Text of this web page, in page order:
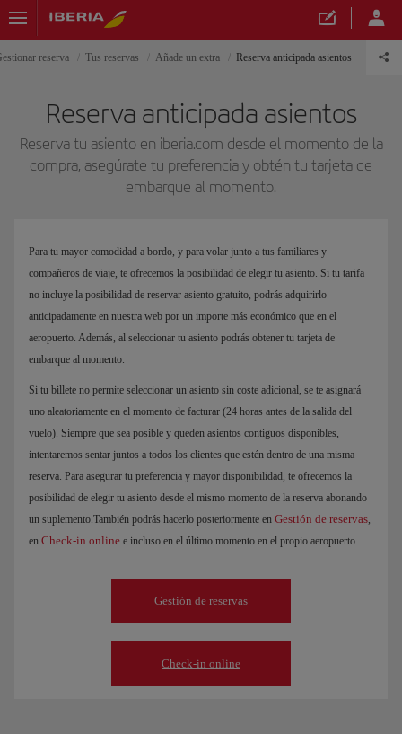
reserva Tus reservas Añade un extra Reserva anticipada asientos
Reserva anticipada asientos
Reserva tu asiento en iberia.com desde el momento de la
compra, asegúrate tu preferencia y obtén tu tarjeta de
embarque al momento.
Para tu mayor comodidad a bordo, y para volar junto a tus familiares y
compañeros de viaje, te ofrecemos la posibilidad de elegir tu asiento. Si tu tarifa
no incluye la posibilidad de reservar asiento gratuito, podrás adquirirlo
anticipadamente en nuestra web por un importe más económico que en el
aeropuerto. Además, al seleccionar tu asiento podrás obtener tu tarjeta de
embarque al momento.
Si tu billete no permite seleccionar un asiento sin coste adicional, se te asignará
uno aleatoriamente en el momento de facturar (24 horas antes de la salida del
vuelo). Siempre que sea posible y queden asientos contiguos disponibles,
intentaremos sentar juntos a todos los clientes que estén dentro de una misma
reserva. Para asegurar tu preferencia y mayor disponibilidad, te ofrecemos la
posibilidad de elegir tu asiento desde el mismo momento de la reserva abonando
un suplemento.También podrás hacerlo posteriormente en Gestión de reservas,
en Check-in online e incluso en el último momento en el propio aeropuerto.
Gestión de reservas
Check-in online